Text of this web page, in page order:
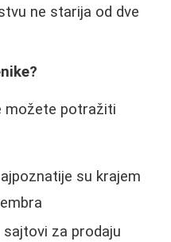
ne starija od dve
možete potražiti
su krajem
sajtovi za prodaju